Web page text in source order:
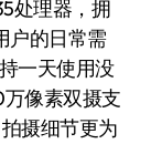
处理器，拥
户的日常需
一天使用没
像素双摄支
摄细节更为